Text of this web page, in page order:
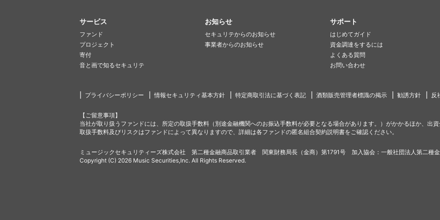
サービス
ファンド
プロジェクト
寄付
音と画で知るセキュリテ
お知らせ
セキュリテからのお知らせ
事業者からのお知らせ
サポート
はじめてガイド
資金調達をするには
よくある質問
お問い合わせ
プライバシーポリシー 情報セキュリティ基本方針 特定商取引法に基づく表記 酒類販売管理者標識の掲示 勧誘方針 反
【ご留意事項】
当社が取り扱うファンドには、所定の取扱手数料（別途金融機関へのお振込手数料が必要となる場合があります。）がかかるほか、出
取扱手数料及びリスクはファンドによって異なりますので、詳細は各ファンドの匿名組合契約説明書をご確認ください。
ミュージックセキュリティーズ株式会社 第二種金融商品取引業者 関東財務局長（金商）第1791号 加入協会：一般社団法人第二種
Copyright (C) 2026 Music Securities,Inc. All Rights Reserved.